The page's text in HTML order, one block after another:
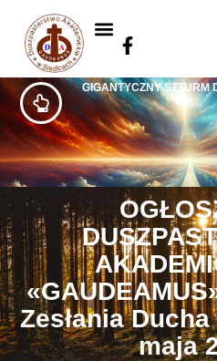
GIGANTYCZNY SZTURM
Zesłania
maja